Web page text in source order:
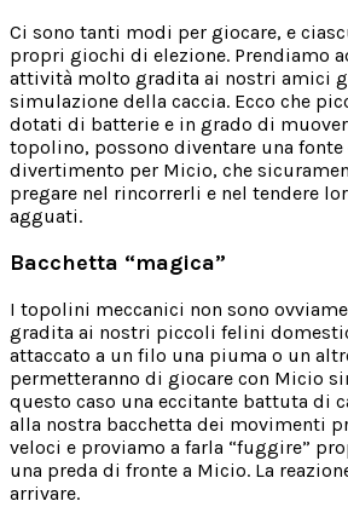
Ci sono tanti modi per giocare, e
propri giochi di elezione. Prendiamo
attività molto gradita ai nostri amici
simulazione della caccia. Ecco che
dotati di batterie e in grado di
topolino, possono diventare una
divertimento per Micio, che
pregare nel rincorrerli e nel tendere
agguati.
Bacchetta “magica”
I topolini meccanici non sono
gradita ai nostri piccoli felini
attaccato a un filo una piuma o un
permetteranno di giocare con Micio
questo caso una eccitante battuta di
alla nostra bacchetta dei movimenti
veloci e proviamo a farla “fuggire”
una preda di fronte a Micio. La
arrivare.